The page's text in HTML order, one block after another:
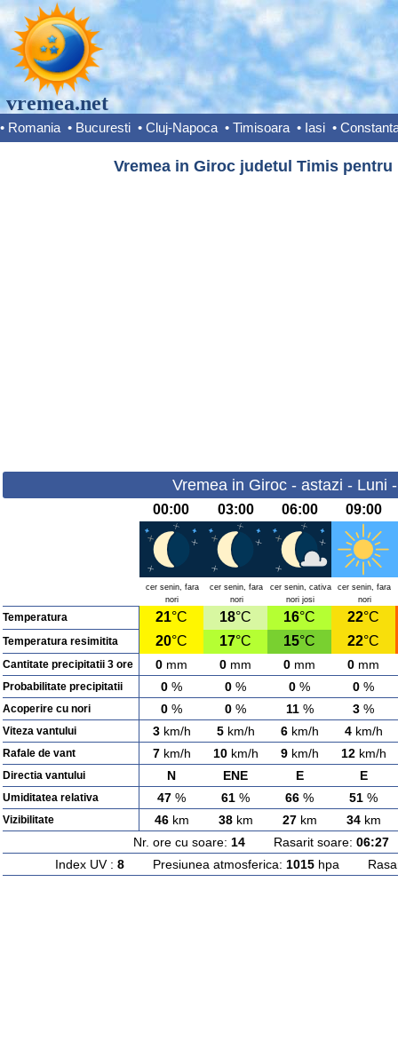
vremea.net
• Romania • Bucuresti • Cluj-Napoca • Timisoara • Iasi •
Vremea in Giroc judetul Timis pentru
Vremea in Giroc - astazi - Luni
00:00 03:00 06:00 09:00
cer senin, fara
nori
cer senin, fara
nori
cer senin, cativa
nori josi
cer senin, fara
nori
Temperatura 21°C 18°C 16°C 22°C
Temperatura resimitita 20°C 17°C 15°C 22°C
Cantitate precipitatii 3 ore 0 mm 0 mm 0 mm 0 mm
Probabilitate precipitatii 0 % 0 % 0 % 0 %
Acoperire cu nori 0 % 0 % 11% 3 %
Viteza vantului 3km/h 5km/h 6km/h 4km/h
Rafale de vant 7km/h 10km/h 9km/h 12km/h
Directia vantului N ENE E E
Umiditatea relativa 47 % 61 % 66 % 51 %
Vizibilitate 46km 38km 27km 34km
Nr. ore cu soare: 14Rasarit soare: 06:27
Index UV : 8Presiunea atmosferica: 1015hpa